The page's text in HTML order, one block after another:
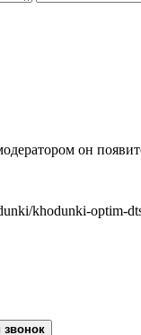
он
khodunki-optim-
звонок